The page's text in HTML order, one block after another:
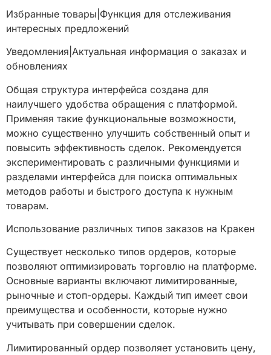
Избранные товары|Функция для отслеживания
интересных предложений
Уведомления|Актуальная информация о заказах и
обновлениях
Общая структура интерфейса создана для
наилучшего удобства обращения с платформой.
Применяя такие функциональные возможности,
можно существенно улучшить собственный опыт и
повысить эффективность сделок. Рекомендуется
экспериментировать с различными функциями и
разделами интерфейса для поиска оптимальных
методов работы и быстрого доступа к нужным
товарам.
Использование различных типов заказов на Кракен
Существует несколько типов ордеров, которые
позволяют оптимизировать торговлю на платформе.
Основные варианты включают лимитированные,
рыночные и стоп-ордеры. Каждый тип имеет свои
преимущества и особенности, которые нужно
учитывать при совершении сделок.
Лимитированный ордер позволяет установить цену,